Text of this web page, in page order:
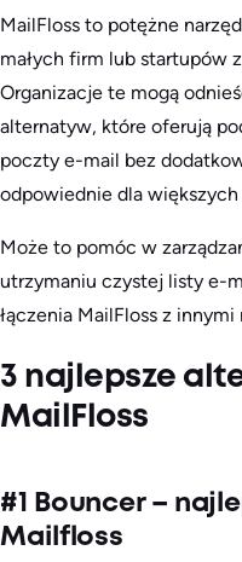
MailFloss to potężne
małych firm lub startupów
Organizacje te mogą
alternatyw, które oferują
poczty e-mail bez
odpowiednie dla
Może to pomóc w
utrzymaniu czystej listy e-
łączenia MailFloss z
3 najlepsze
MailFloss
#1 Bouncer –
Mailfloss